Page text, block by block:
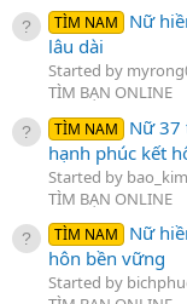
TÌM NAM
Nữ
lâu dài
Started by
TÌM BẠN ONLINE
TÌM NAM
Nữ 37
hạnh phúc kết
Started by
TÌM BẠN ONLINE
TÌM NAM
Nữ
hôn bền vững
Started by